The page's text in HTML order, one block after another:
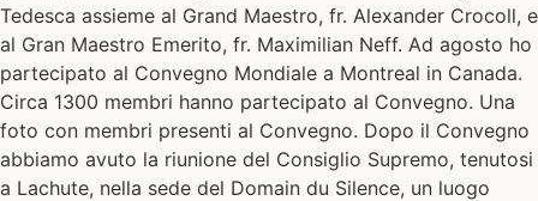
Tedesca assieme al Grand Maestro, fr. Alexander Crocoll, e
al Gran Maestro Emerito, fr. Maximilian Neff. Ad agosto ho
partecipato al Convegno Mondiale a Montreal in Canada.
Circa 1300 membri hanno partecipato al Convegno. Una
foto con membri presenti al Convegno. Dopo il Convegno
abbiamo avuto la riunione del Consiglio Supremo, tenutosi
a Lachute, nella sede del Domain du Silence, un luogo